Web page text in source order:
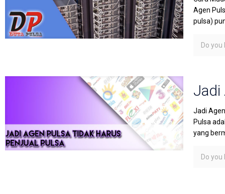
Agen
pulsa)
Do you
Jadi
Jadi
Pulsa
yang
Do you